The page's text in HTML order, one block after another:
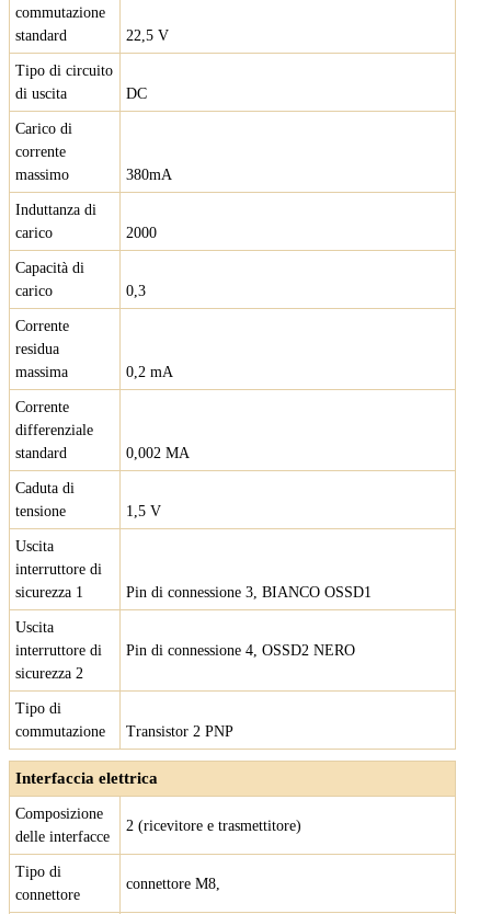
commutazione
standard
22,5 V
Tipo di circuito
di uscita
DC
Carico di
corrente
massimo
380mA
Induttanza di
carico
2000
Capacità di
carico
0,3
Corrente
residua
massima
0,2 mA
Corrente
differenziale
standard
0,002 MA
Caduta di
tensione
1,5 V
Uscita
interruttore di
sicurezza 1
Pin di connessione 3, BIANCO OSSD1
Uscita
interruttore di
sicurezza 2
Pin di connessione 4, OSSD2 NERO
Tipo di
commutazione
Transistor 2 PNP
Interfaccia elettrica
Composizione
delle interfacce
2 (ricevitore e trasmettitore)
Tipo di
connettore
connettore M8,